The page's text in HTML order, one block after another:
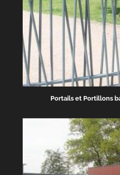
Portails et Portillons